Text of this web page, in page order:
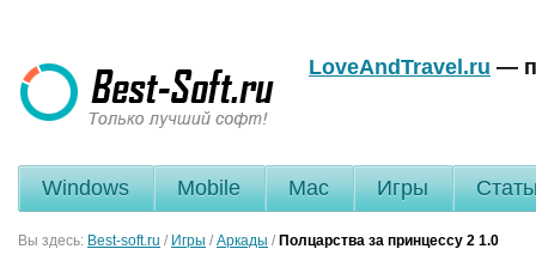
LoveAndTravel.ru —
Windows Mobile Mac Игры
Вы здесь: Best-soft.ru / Игры / Аркады / Полцарства за принцессу 2 1.0